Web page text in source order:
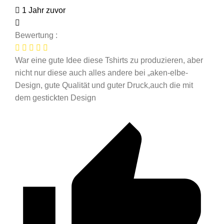
1 Jahr zuvor
Bewertung :
War eine gute Idee diese Tshirts zu produzieren, aber
nicht nur diese auch alles andere bei „aken-elbe-
Design, gute Qualität und guter Druck,auch die mit
dem gestickten Design